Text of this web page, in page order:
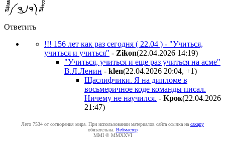
ส็็็็็็็็็็็็็็็็็็็็็็็็็༼ ຈل͜ຈ༽ส้้้้้้้้้้้้้้้้้้้้้้้
Ответить
!!! 156 лет как раз сегодня ( 22.04 ) - "Учиться,
учиться и учиться" - Zikon(22.04.2026 14:19)
"Учиться, учиться и еще раз учиться на асме"
В.Л.Ленин - klen(22.04.2026 20:04, +1)
Щаслифчики. Я на дипломе в
восьмеричное коде команды писал.
Ничему не научился. - Kpoк(22.04.2026
21:47)
Лето 7534 от сотворения мира. При использовании материалов сайта ссылка на caxapу
обязательна. Вебмастер
MMI © MMXXVI